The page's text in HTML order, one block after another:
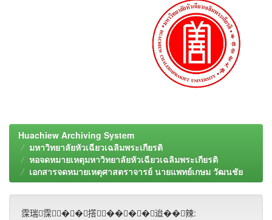
Huachiew Archiving System
มหาวิทยาลัยหัวเฉียวเฉลิมพระเกียรติ
หอจดหมายเหตุมหาวิทยาลัยหัวเฉียวเฉลิมพระเกียรติ
เอกสารจดหมายเหตุศาสตราจารย์ นายแพทย์เกษม วัฒนชัย
霂瑞霂��撘����迨��辣: